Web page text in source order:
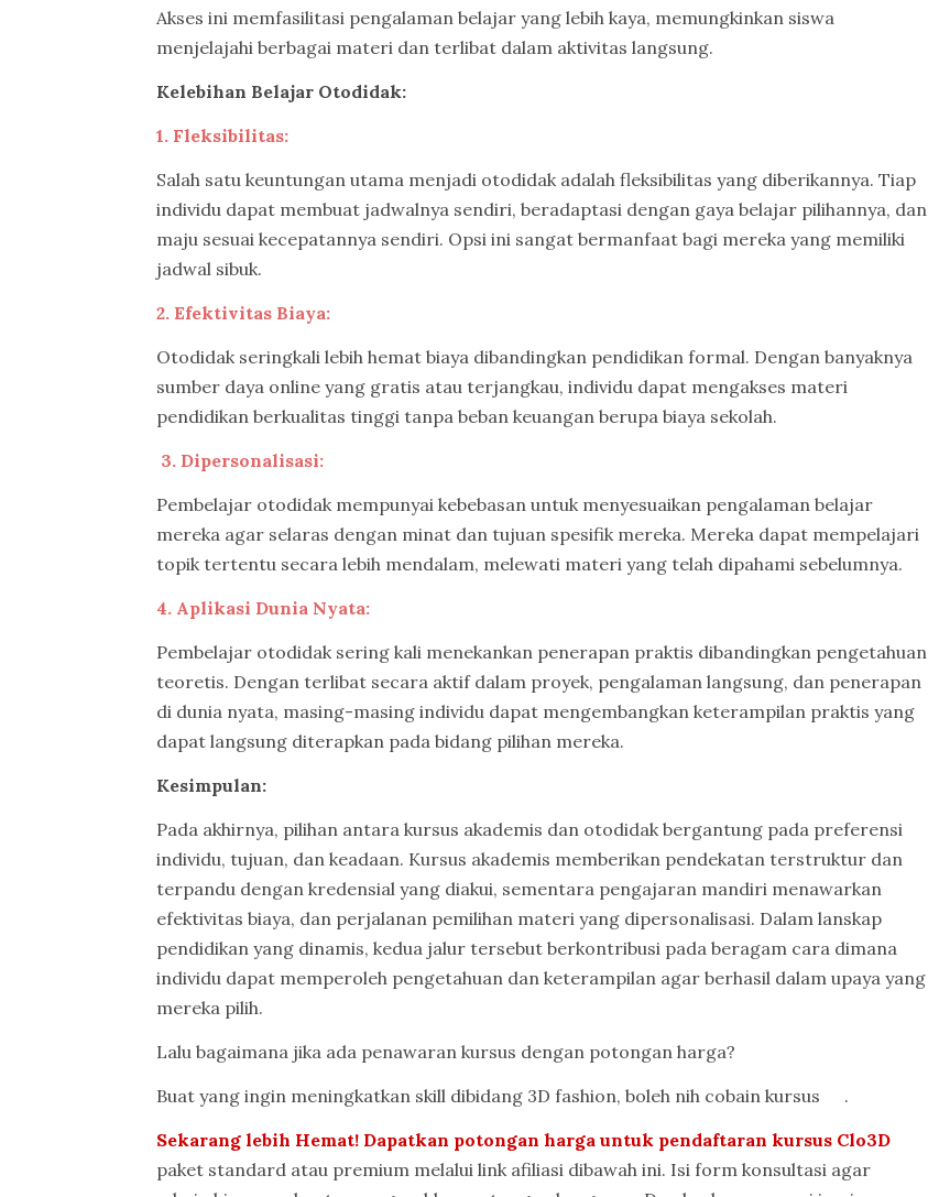
Akses ini memfasilitasi pengalaman belajar yang lebih kaya, memungkinkan siswa
menjelajahi berbagai materi dan terlibat dalam aktivitas langsung.
Kelebihan Belajar Otodidak:
1. Fleksibilitas:
Salah satu keuntungan utama menjadi otodidak adalah fleksibilitas yang diberikannya. Tiap
individu dapat membuat jadwalnya sendiri, beradaptasi dengan gaya belajar pilihannya, dan
maju sesuai kecepatannya sendiri. Opsi ini sangat bermanfaat bagi mereka yang memiliki
jadwal sibuk.
2. Efektivitas Biaya:
Otodidak seringkali lebih hemat biaya dibandingkan pendidikan formal. Dengan banyaknya
sumber daya online yang gratis atau terjangkau, individu dapat mengakses materi
pendidikan berkualitas tinggi tanpa beban keuangan berupa biaya sekolah.
3. Dipersonalisasi:
Pembelajar otodidak mempunyai kebebasan untuk menyesuaikan pengalaman belajar
mereka agar selaras dengan minat dan tujuan spesifik mereka. Mereka dapat mempelajari
topik tertentu secara lebih mendalam, melewati materi yang telah dipahami sebelumnya.
4. Aplikasi Dunia Nyata:
Pembelajar otodidak sering kali menekankan penerapan praktis dibandingkan pengetahuan
teoretis. Dengan terlibat secara aktif dalam proyek, pengalaman langsung, dan penerapan
di dunia nyata, masing-masing individu dapat mengembangkan keterampilan praktis yang
dapat langsung diterapkan pada bidang pilihan mereka.
Kesimpulan:
Pada akhirnya, pilihan antara kursus akademis dan otodidak bergantung pada preferensi
individu, tujuan, dan keadaan. Kursus akademis memberikan pendekatan terstruktur dan
terpandu dengan kredensial yang diakui, sementara pengajaran mandiri menawarkan
efektivitas biaya, dan perjalanan pemilihan materi yang dipersonalisasi. Dalam lanskap
pendidikan yang dinamis, kedua jalur tersebut berkontribusi pada beragam cara dimana
individu dapat memperoleh pengetahuan dan keterampilan agar berhasil dalam upaya yang
mereka pilih.
Lalu bagaimana jika ada penawaran kursus dengan potongan harga?
Buat yang ingin meningkatkan skill dibidang 3D fashion, boleh nih cobain kursus
.
Sekarang lebih Hemat! Dapatkan potongan harga untuk pendaftaran kursus Clo3D
paket standard atau premium melalui link afiliasi dibawah ini. Isi form konsultasi agar